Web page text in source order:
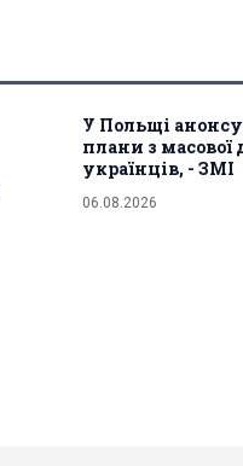
У Польщі
плани з масової
українців, - ЗМІ
06.08.2026